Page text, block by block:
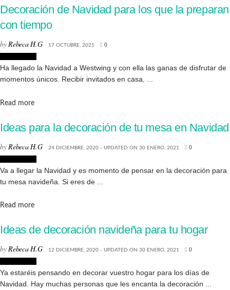
Decoración de Navidad para los que la preparan
con tiempo
byRebeca H.G 17 OCTUBRE, 2021 0
Ha llegado la Navidad a Westwing y con ella las ganas de disfrutar de
momentos únicos. Recibir invitados en casa, ...
Read moreDetails
Ideas para la decoración de tu mesa en Navidad
by Rebeca H.G 24 DICIEMBRE, 2020 - UPDATED ON 30 ENERO, 2021 0
Va a llegar la Navidad y es momento de pensar en la decoración para
tu mesa navideña. Si eres de ...
Read moreDetails
Ideas de decoración navideña para tu hogar
byRebeca H.G 12 DICIEMBRE, 2020 - UPDATED ON 30 ENERO, 2021 0
Ya estaréis pensando en decorar vuestro hogar para los días de
Navidad. Hay muchas personas que les encanta la decoración ...